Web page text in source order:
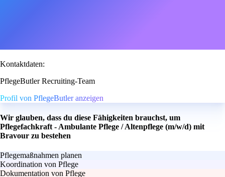
Kontaktdaten:
PflegeButler Recruiting-Team
Profil von PflegeButler anzeigen
Wir glauben, dass du diese Fähigkeiten brauchst, um
Pflegefachkraft - Ambulante Pflege / Altenpflege (m/w/d) mit
Bravour zu bestehen
Pflegemaßnahmen planen
Koordination von Pflege
Dokumentation von Pflege